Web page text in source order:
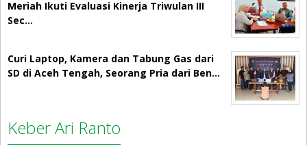
Meriah Ikuti Evaluasi Kinerja Triwulan III
Sec…
Curi Laptop, Kamera dan Tabung Gas dari
SD di Aceh Tengah, Seorang Pria dari Ben…
Keber Ari Ranto